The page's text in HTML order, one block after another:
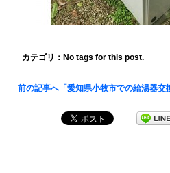
カテゴリ：No tags for this post.
前の記事へ「愛知県小牧市での給湯器交